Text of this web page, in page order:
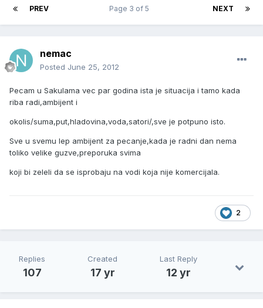
PREV NEXT
Page 3 of 5
nemac
Posted June 25, 2012
Pecam u Sakulama vec par godina ista je situacija i tamo kada
riba radi,ambijent i
okolis/suma,put,hladovina,voda,satori/,sve je potpuno isto.
Sve u svemu lep ambijent za pecanje,kada je radni dan nema
toliko velike guzve,preporuka svima
koji bi zeleli da se isprobaju na vodi koja nije komercijala.
2
Replies
107
Created
17 yr
Last Reply
12 yr